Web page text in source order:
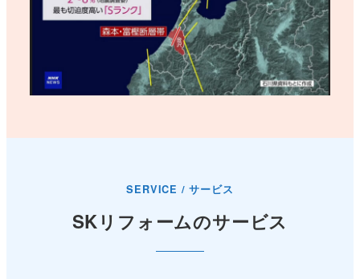
SERVICE / サービス
SKリフォームのサービス